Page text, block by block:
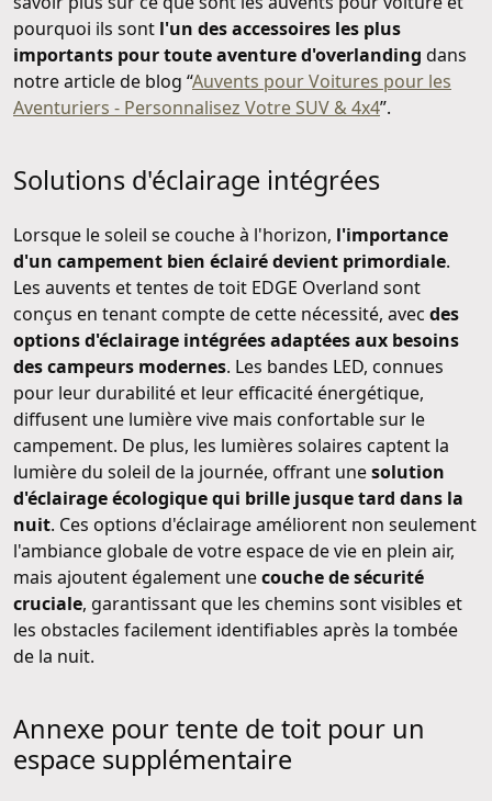
pourquoi ils sont l'un des accessoires les plus
importants pour toute aventure d'overlanding dans
notre article de blog “Auvents pour Voitures pour les
Aventuriers - Personnalisez Votre SUV & 4x4”.
Solutions d'éclairage intégrées
Lorsque le soleil se couche à l'horizon, l'importance
d'un campement bien éclairé devient primordiale.
Les auvents et tentes de toit EDGE Overland sont
conçus en tenant compte de cette nécessité, avec des
options d'éclairage intégrées adaptées aux besoins
des campeurs modernes. Les bandes LED, connues
pour leur durabilité et leur efficacité énergétique,
diffusent une lumière vive mais confortable sur le
campement. De plus, les lumières solaires captent la
lumière du soleil de la journée, offrant unesolution
d'éclairage écologique qui brille jusque tard dans la
nuit. Ces options d'éclairage améliorent non seulement
l'ambiance globale de votre espace de vie en plein air,
mais ajoutent également unecouche de sécurité
cruciale, garantissant que les chemins sont visibles et
les obstacles facilement identifiables après la tombée
de la nuit.
Annexe pour tente de toit pour un
espace supplémentaire